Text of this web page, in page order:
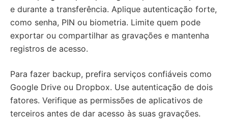
e durante a transferência. Aplique autenticação forte,
como senha, PIN ou biometria. Limite quem pode
exportar ou compartilhar as gravações e mantenha
registros de acesso.
Para fazer backup, prefira serviços confiáveis como
Google Drive ou Dropbox. Use autenticação de dois
fatores. Verifique as permissões de aplicativos de
terceiros antes de dar acesso às suas gravações.